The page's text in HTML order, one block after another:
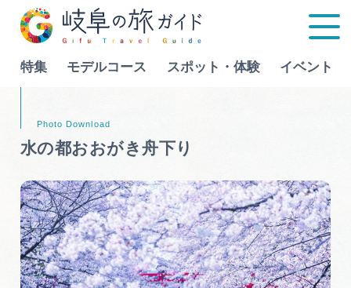
特集 モデルコース スポット・体験 イベント
特集
モデルコース
スポット・体験
Language
水の都おおがき舟下り